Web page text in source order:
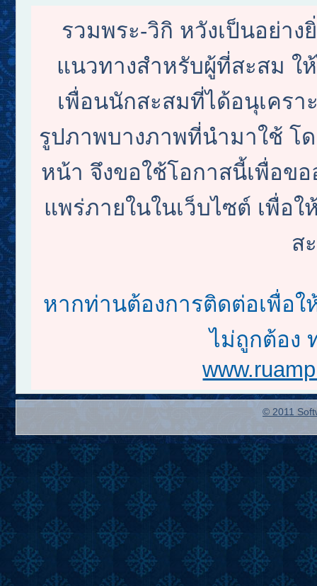
รวมพระ-วิกิ หวังเป็นอย่า
แนวทางสำหรับผู้ที่สะสม
เพื่อนนักสะสมที่ได้อนุเคร
รูปภาพบางภาพที่นำมาใช้ โ
หน้า จึงขอใช้โอกาสนี้เพื่อข
แพร่ภายในในเว็บไซต์ เพื่อ
ส
หากท่านต้องการติดต่อเพื่อ
ไม่ถูกต้อง
© 2011